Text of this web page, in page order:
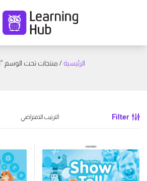
الرئيسية/ منتجات تحت الوسم “KG 1”
Filter